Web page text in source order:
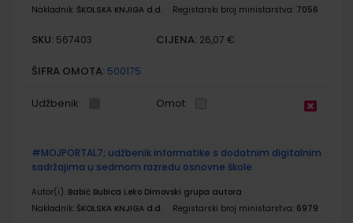
Nakladnik: ŠKOLSKA KNJIGA d.d. Registarski broj ministarstva: 7056
SKU: 567403 CIJENA: 26,07 €
ŠIFRA OMOTA: 500175
Udžbenik Omot
#MOJPORTAL7; udžbenik informatike s dodatnim digitalnim
sadržajima u sedmom razredu osnovne škole
Autor(i): Babić Bubica Leko Dimovski grupa autora
Nakladnik: ŠKOLSKA KNJIGA d.d. Registarski broj ministarstva: 6979